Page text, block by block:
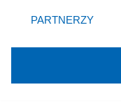
zmienić/wycofać
znajdujący się w
rodzaje
użytkownika, ale
PARTNERZY